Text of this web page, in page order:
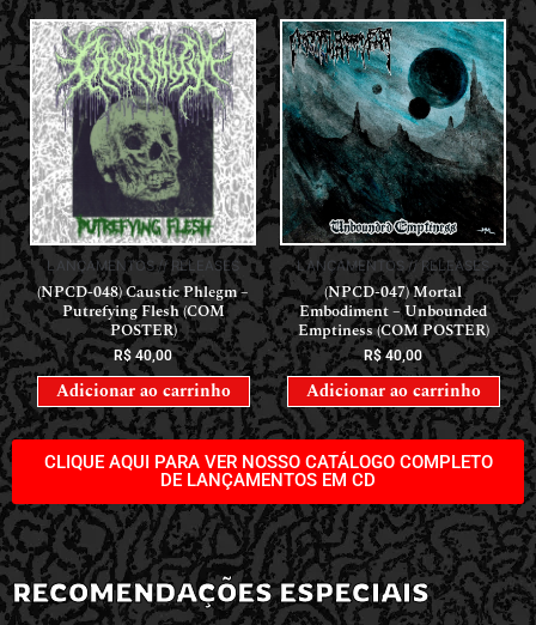
LANÇAMENTOS // RELEASES
(NPCD-048) Caustic Phlegm –
Putrefying Flesh (COM
POSTER)
R$ 40,00
Adicionar ao carrinho
LANÇAMENTOS // RELEASES
(NPCD-047) Mortal
Embodiment – Unbounded
Emptiness (COM POSTER)
R$40,00
Adicionar ao carrinho
CLIQUE AQUI PARA VER NOSSO CATÁLOGO COMPLETO
DE LANÇAMENTOS EM CD
RECOMENDAÇÕES ESPECIAIS